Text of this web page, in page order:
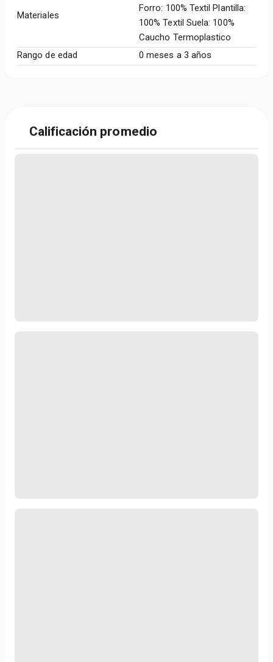
Materiales
Forro: 100% Textil Plantilla:
100% Textil Suela: 100%
Caucho Termoplastico
Rango de edad
0 meses a 3 años
Calificación promedio